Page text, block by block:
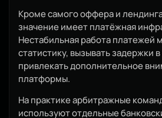
Кроме самого оффера и
значение имеет платёжная
Нестабильная работа платежей
статистику, вызывать задержки
привлекать дополнительное
платформы.
На практике арбитражные
используют отдельные